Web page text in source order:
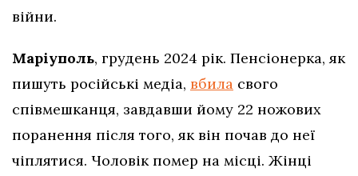
війни.
Маріуполь, грудень 2024 рік. Пенсіонерка, як
пишуть російські медіа, вбила свого
співмешканця, завдавши йому 22 ножових
поранення після того, як він почав до неї
чіплятися. Чоловік помер на місці. Жінці